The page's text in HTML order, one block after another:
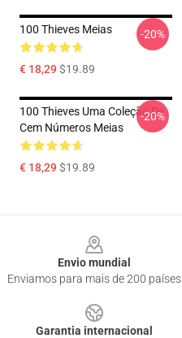
100 Thieves Meias
€ 18,29$19.89
-20%
100 Thieves Uma Coleção De
Cem Números Meias
€ 18,29$19.89
-20%
Envio mundial
Enviamos para mais de 200 países
Garantia internacional